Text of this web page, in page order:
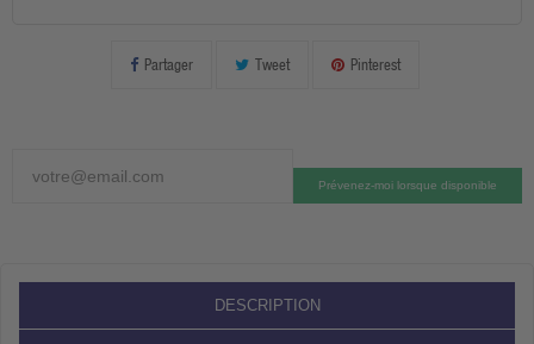
Partager Tweet Pinterest
Prévenez-moi lorsque disponible
DESCRIPTION